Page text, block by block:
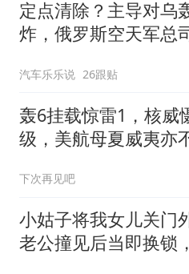
定点清除？主导对乌
炸，俄罗斯空天军总
身亡！
汽车乐乐说 26跟贴
轰6挂载惊雷1，核威
级，美航母夏威夷亦
下次再见吧
小姑子将我女儿关门
老公撞见后当即换锁